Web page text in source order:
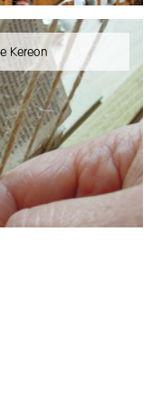
Kereon